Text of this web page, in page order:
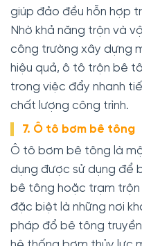
giúp đảo đều hỗn hợp
Nhờ khả năng trộn và
công trường xây dựng
hiệu quả, ô tô trộn bê
trong việc đẩy nhanh
chất lượng công trình.
7. Ô tô bơm bê tông
Ô tô bơm bê tông là
dụng được sử dụng để
bê tông hoặc trạm
đặc biệt là những nơi
pháp đổ bê tông